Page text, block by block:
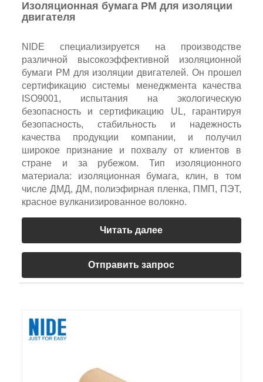
Изоляционная бумага PM для изоляции
двигателя
NIDE специализируется на производстве
различной высокоэффективной изоляционной
бумаги PM для изоляции двигателей. Он прошел
сертификацию системы менеджмента качества
ISO9001, испытания на экологическую
безопасность и сертификацию UL, гарантируя
безопасность, стабильность и надежность
качества продукции компании, и получил
широкое признание и похвалу от клиентов в
стране и за рубежом. Тип изоляционного
материала: изоляционная бумага, клин, в том
числе ДМД, ДМ, полиэфирная пленка, ПМП, ПЭТ,
красное вулканизированное волокно.
Читать далее
Отправить запрос